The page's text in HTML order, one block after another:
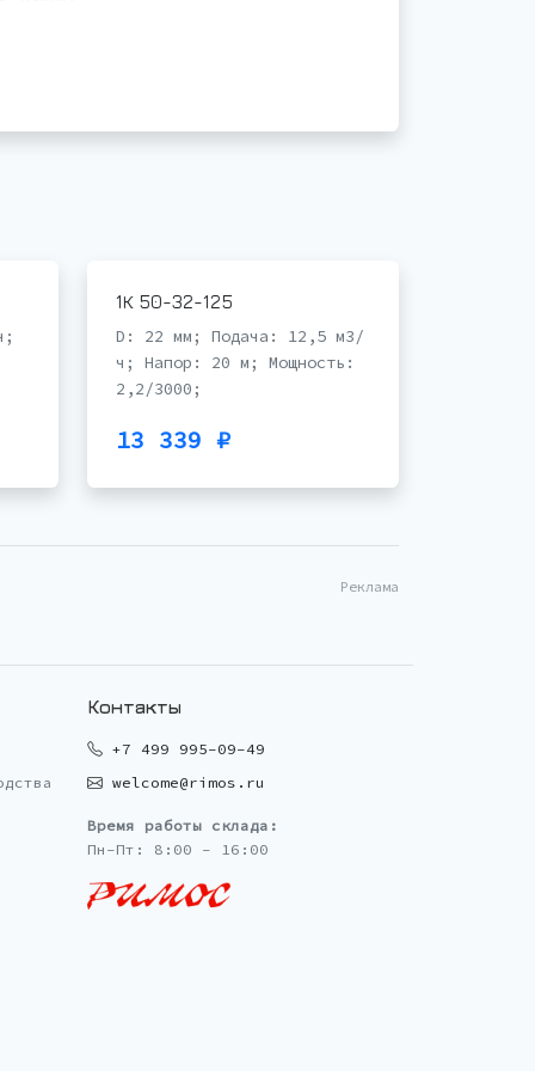
1К 50-32-125
D: 22 мм; Подача: 12,5 м3/
ч; Напор: 20 м; Мощность:
2,2/3000;
13 339 ₽
Реклама
Контакты
+7 499 995-09-49
welcome@rimos.ru
Время работы склада:
Пн-Пт: 8:00 - 16:00